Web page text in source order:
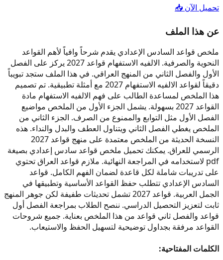
تحميل الآن 📥
عن هذا الملف
ملخص قواعد السادس الإعدادي يقدم شرحاً وافياً لأهم القواعد
النحوية والصرفية. الالفيه الاستفهام قواعد 2027 يركز على الفصل
الأول والفصل الثاني من المنهج العراقي. في هذا الملف ستجد تبويباً
دقيقاً لقواعد الالفيه الاستفهام 2027 مع أمثلة تطبيقية. تم تصميم
هذا الملخص لمساعدة الطالب على فهم الالفيه الاستفهام مادة
القواعد 2027 بسهولة. يشمل الجزء الأول من الملخص مواضيع
الفصل الأول مثل التوابع والممنوع من الصرف. الجزء الثاني من
الملخص يغطي الفصل الثاني ويتناول العطف والبدل والنداء. هذه
النسخة الحديثة من الملخص معتمدة على منهج قواعد 2027
الرسمي للعراق. يمكنك تحميل ملخص قواعد سادس إعدادي بصيغة
pdf لاستخدامه في المراجعة النهائية. ملازم قواعد العراق تحتوي
على تدريبات شاملة لكل قاعدة لضمان الفهم الكامل. قواعد
السادس الإعدادي تتطلب حفظ القواعد الأساسية وتطبيقها في
الجمل العربية. قواعد 2027 تشمل تحديثات طفيفة لكن جوهر المنهج
ثابت لتعزيز التحصيل الدراسي. ننصح الطلاب بمراجعة الفصل أول
قواعد والفصل ثاني قواعد من هذا الملخص بعناية. جميع شروحات
القواعد مرفقة بجداول توضيحية لتسهيل الحفظ والاستيعاب.
الكلمات المفتاحية: